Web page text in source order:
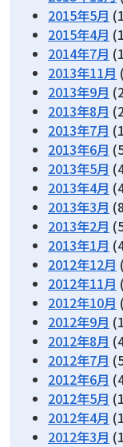
2015年5月
2015年4月
2014年7月
2013年11月
2013年9月
2013年8月
2013年7月
2013年6月
2013年5月
2013年4月
2013年3月
2013年2月
2013年1月
2012年12月
2012年11月
2012年10月
2012年9月
2012年8月
2012年7月
2012年6月
2012年5月
2012年4月
2012年3月